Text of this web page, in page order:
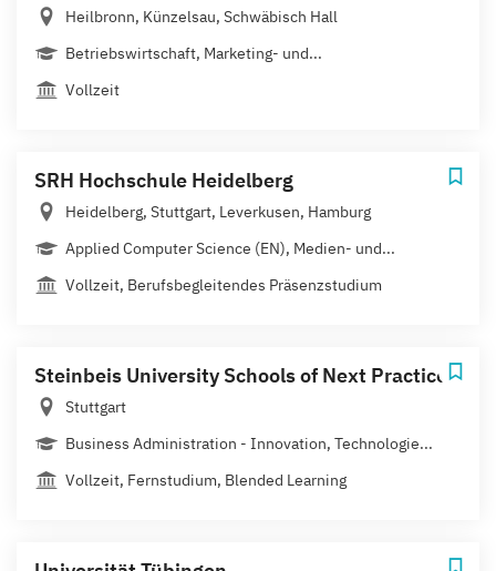
Heilbronn, Künzelsau, Schwäbisch Hall
Betriebswirtschaft, Marketing- und...
Vollzeit
SRH Hochschule Heidelberg
Heidelberg, Stuttgart, Leverkusen, Hamburg
Applied Computer Science (EN), Medien- und...
Vollzeit, Berufsbegleitendes Präsenzstudium
Steinbeis University Schools of Next Practices
Stuttgart
Business Administration - Innovation, Technologie...
Vollzeit, Fernstudium, Blended Learning